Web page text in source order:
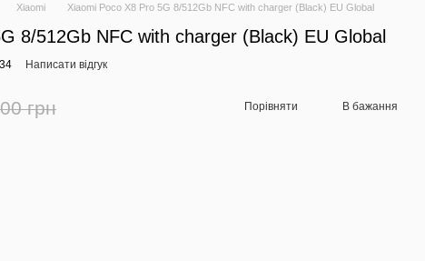
Xiaomi Xiaomi Poco X8 Pro 5G 8/512Gb NFC with charger (Black) EU Global
8/512Gb NFC with charger (Black) EU Global
Написати відгук
грн Порівняти В бажання